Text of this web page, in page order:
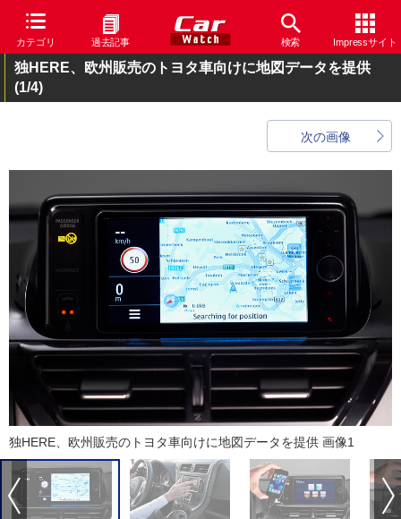
カテゴリ 過去記事 検索 Impressサイト
独HERE、欧州販売のトヨタ車向けに地図データを提供
(1/4)
次の画像
独HERE、欧州販売のトヨタ車向けに地図データを提供 画像1